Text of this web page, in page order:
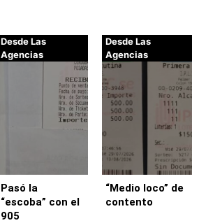
Desde Las
Agencias
Pasó la
“escoba” con el
905
Desde Las
Agencias
“Medio loco” de
contento